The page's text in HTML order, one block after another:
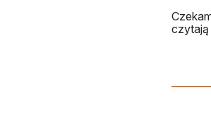
czytają